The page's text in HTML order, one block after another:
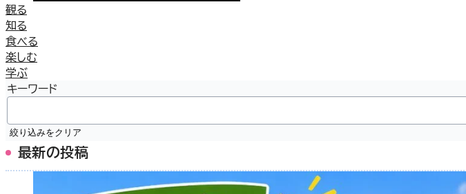
観る
知る
食べる
楽しむ
学ぶ
キーワード
絞り込みをクリア
最新の投稿